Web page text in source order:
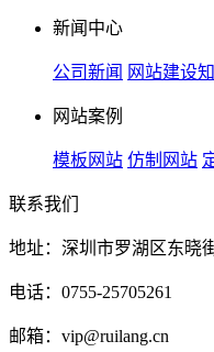
新闻中心
公司新闻 网站建设
网站案例
模板网站 仿制网站
联系我们
地址：深圳市罗湖区东晓
电话：0755-25705261
邮箱：vip@ruilang.cn